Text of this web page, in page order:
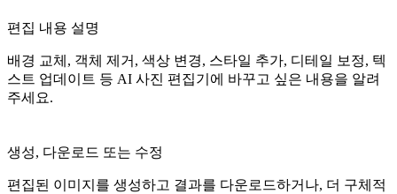
편집 내용 설명
배경 교체, 객체 제거, 색상 변경, 스타일 추가, 디테일 보정, 텍
스트 업데이트 등 AI 사진 편집기에 바꾸고 싶은 내용을 알려
주세요.
생성, 다운로드 또는 수정
편집된 이미지를 생성하고 결과를 다운로드하거나, 더 구체적